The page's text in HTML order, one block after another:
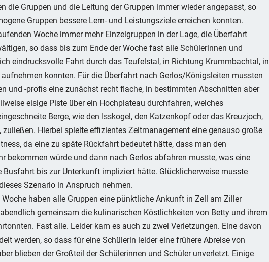
die Gruppen und die Leitung der Gruppen immer wieder angepasst, so
Gruppen bessere Lern- und Leistungsziele erreichen konnten.
Woche immer mehr Einzelgruppen in der Lage, die Überfahrt
so dass bis zum Ende der Woche fast alle Schülerinnen und
eindrucksvolle Fahrt durch das Teufelstal, in Richtung Krummbachtal, in
konnten. Für die Überfahrt nach Gerlos/Königsleiten mussten
und -profis eine zunächst recht flache, in bestimmten Abschnitten aber
eisige Piste über ein Hochplateau durchfahren, welches
Berge, wie den Isskogel, den Katzenkopf oder das Kreuzjoch,
zuließen. Hierbei spielte effizientes Zeitmanagement eine genauso große
da eine zu späte Rückfahrt bedeutet hätte, dass man den
bekommen würde und dann nach Gerlos abfahren musste, was eine
bis zur Unterkunft impliziert hätte. Glücklicherweise musste
Szenario in Anspruch nehmen.
haben alle Gruppen eine pünktliche Ankunft in Zell am Ziller
gemeinsam die kulinarischen Köstlichkeiten von Betty und ihrem
Fast alle. Leider kam es auch zu zwei Verletzungen. Eine davon
werden, so dass für eine Schülerin leider eine frühere Abreise von
blieben der Großteil der Schülerinnen und Schüler unverletzt. Einige